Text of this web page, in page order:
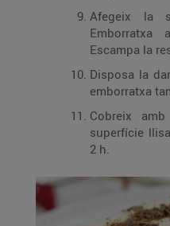
Afegeix la
Emborratxa
Escampa la
Disposa la
emborratxa
Cobreix
superfície
2 h.